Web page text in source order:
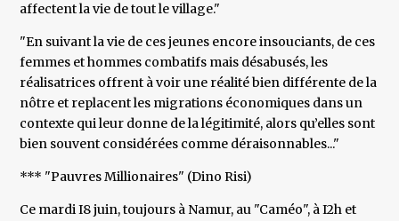
affectent la vie de tout le village."
"En suivant la vie de ces jeunes encore insouciants, de ces
femmes et hommes combatifs mais désabusés, les
réalisatrices offrent à voir une réalité bien différente de la
nôtre et replacent les migrations économiques dans un
contexte qui leur donne de la légitimité, alors qu’elles sont
bien souvent considérées comme déraisonnables..."
*** "Pauvres Millionaires" (Dino Risi)
Ce mardi I8 juin, toujours à Namur, au "Caméo", à I2h et